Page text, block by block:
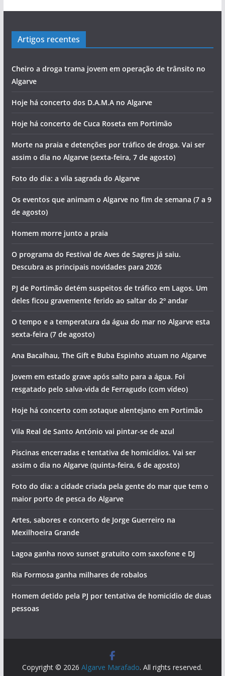
Artigos recentes
Cheiro a droga trama jovem em operação de trânsito no
Algarve
Hoje há concerto dos D.A.M.A no Algarve
Hoje há concerto de Cuca Roseta em Portimão
Morte na praia e detenções por tráfico de droga. Vai ser
assim o dia no Algarve (sexta-feira, 7 de agosto)
Foto do dia: a vila sagrada do Algarve
Os eventos que animam o Algarve no fim de semana (7 a 9
de agosto)
Homem morre junto a praia
O programa do Festival de Aves de Sagres já saiu.
Descubra as principais novidades para 2026
PJ de Portimão detém suspeitos de tráfico em Lagos. Um
deles ficou gravemente ferido ao saltar do 2º andar
O tempo e a temperatura da água do mar no Algarve esta
sexta-feira (7 de agosto)
Ana Bacalhau, The Gift e Buba Espinho atuam no Algarve
Jovem em estado grave após salto para a água. Foi
resgatado pelo salva-vida de Ferragudo (com vídeo)
Hoje há concerto com sotaque alentejano em Portimão
Vila Real de Santo António vai pintar-se de azul
Piscinas encerradas e tentativa de homicídios. Vai ser
assim o dia no Algarve (quinta-feira, 6 de agosto)
Foto do dia: a cidade criada pela gente do mar que tem o
maior porto de pesca do Algarve
Artes, sabores e concerto de Jorge Guerreiro na
Mexilhoeira Grande
Lagoa ganha novo sunset gratuito com saxofone e DJ
Ria Formosa ganha milhares de robalos
Homem detido pela PJ por tentativa de homicídio de duas
pessoas
Copyright © 2026Algarve Marafado. All rights reserved.